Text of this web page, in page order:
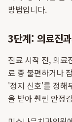
방법입니다.
3단계: 의료진
진료 시작 전, 의료
료 중 불편하거나
'정지 신호'를 정해
을 받아 훨씬 안정